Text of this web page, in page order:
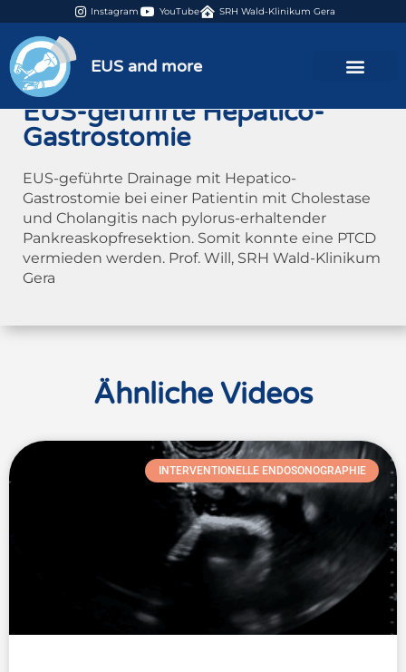
Instagram YouTube SRH Wald-Klinikum Gera
EUS and more
26:14 min
EUS-geführte Hepatico-
Gastrostomie
EUS-geführte Drainage mit Hepatico-
Gastrostomie bei einer Patientin mit Cholestase
und Cholangitis nach pylorus-erhaltender
Pankreaskopfresektion. Somit konnte eine PTCD
vermieden werden. Prof. Will, SRH Wald-Klinikum
Gera
Ähnliche Videos
INTERVENTIONELLE ENDOSONOGRAPHIE